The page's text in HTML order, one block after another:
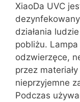
XiaoDa UVC
działania
pobliżu.
odzwierzęce,
przez
nieprzyjemne
Podczas